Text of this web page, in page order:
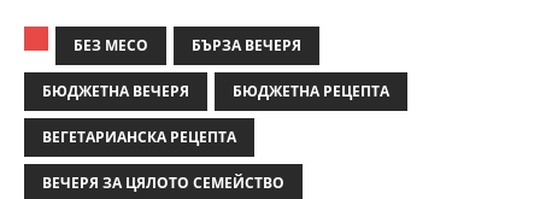
БЕЗ МЕСО БЪРЗА ВЕЧЕРЯ
БЮДЖЕТНА ВЕЧЕРЯ БЮДЖЕТНА РЕЦЕПТА
ВЕГЕТАРИАНСКА РЕЦЕПТА
ВЕЧЕРЯ ЗА ЦЯЛОТО СЕМЕЙСТВО